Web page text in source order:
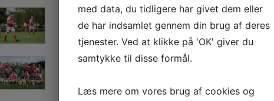
med data, du tidligere har givet dem eller
de har indsamlet gennem din brug af deres
tjenester. Ved at klikke på 'OK' giver du
samtykke til disse formål.
Læs mere om vores brug af cookies og